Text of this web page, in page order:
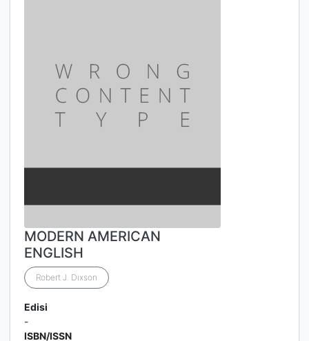
MODERN AMERICAN
ENGLISH
Robert J. Dixson
Edisi
-
ISBN/ISSN